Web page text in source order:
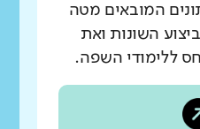
המובאים מטה
השונות ואת
ללימודי השפה.